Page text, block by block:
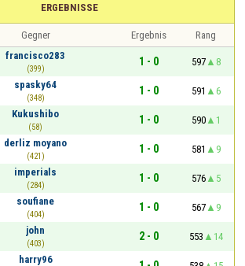
ERGEBNISSE
Gegner Ergebnis
Rang
francisco283
(399)
1 - 0 597
8
spasky64
(348)
1 - 0 591
6
Kukushibo
(58)
1 - 0 590
1
derliz moyano
(421)
1 - 0 581
9
imperials
(284)
1 - 0 576
5
soufiane
(404)
1 - 0 567
9
john
(403)
2 - 0 553
14
harry96